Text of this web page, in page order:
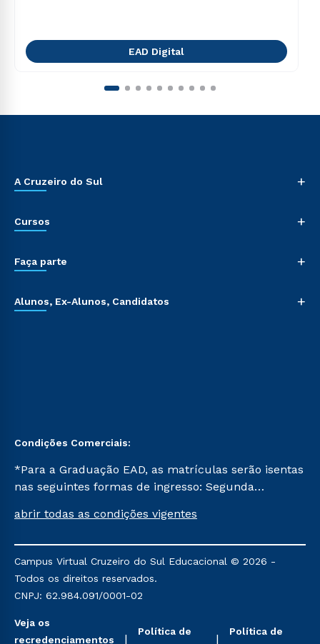
EAD Digital
A Cruzeiro do Sul +
Cursos +
Faça parte +
Alunos, Ex-Alunos, Candidatos +
Condições Comerciais:
*Para a Graduação EAD, as matrículas serão isentas
nas seguintes formas de ingresso: Segunda
Já para as demais, a taxa de matrícula será de R$
mencionadas são referentes aos cursos: Ensino
Religioso, Geografia para a Docência e Metodologia
do Ensino de História: Questões Atuais.
abrir todas as condições vigentes
Campus Virtual Cruzeiro do Sul Educacional © 2026 -
Todos os direitos reservados.
CNPJ: 62.984.091/0001-02
Veja os
recredenciamentos
Política de
Política de